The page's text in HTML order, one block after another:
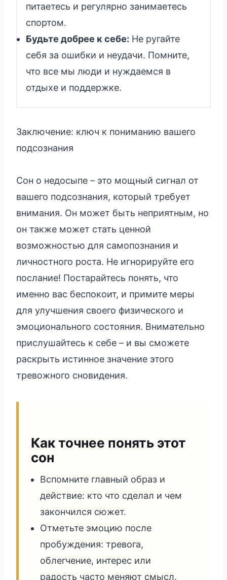
питаетесь и регулярно занимаетесь
спортом.
Будьте добрее к себе: Не ругайте
себя за ошибки и неудачи. Помните,
что все мы люди и нуждаемся в
отдыхе и поддержке.
Заключение: ключ к пониманию вашего
подсознания
Сон о недосыпе – это мощный сигнал от
вашего подсознания, который требует
внимания. Он может быть неприятным, но
он также может стать ценной
возможностью для самопознания и
личностного роста. Не игнорируйте его
послание! Постарайтесь понять, что
именно вас беспокоит, и примите меры
для улучшения своего физического и
эмоционального состояния. Внимательно
прислушайтесь к себе – и вы сможете
раскрыть истинное значение этого
тревожного сновидения.
Как точнее понять этот
сон
Вспомните главный образ и
действие: кто что сделал и чем
закончился сюжет.
Отметьте эмоцию после
пробуждения: тревога,
облегчение, интерес или
радость часто меняют смысл.